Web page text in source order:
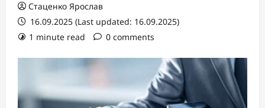
Стаценко Ярослав
16.09.2025 (Last updated: 16.09.2025)
1 minute read
0 comments